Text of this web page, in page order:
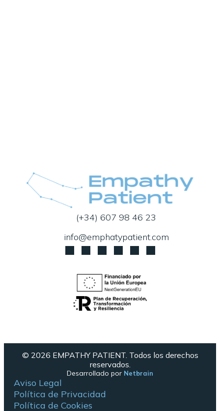
(+34) 607 98 46 23
info@emphatypatient.com
© 2026 EMPATHY PATIENT. Todos los derechos
reservados.
Desarrollado por Netbrain
Aviso Legal
Política de Privacidad
Política de Cookies